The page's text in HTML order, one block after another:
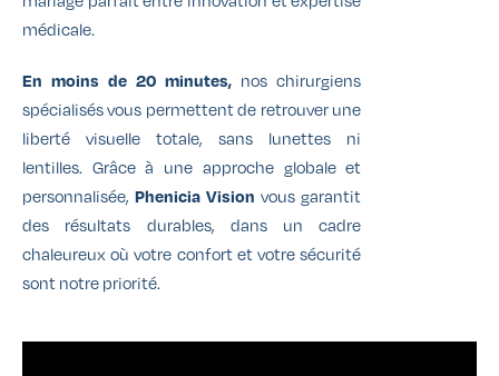
médicale.
En moins de 20 minutes, nos chirurgiens
spécialisés vous permettent de retrouver une
liberté visuelle totale, sans lunettes ni
lentilles. Grâce à une approche globale et
personnalisée,Phenicia Vision vous garantit
des résultats durables, dans un cadre
chaleureux où votre confort et votre sécurité
sont notre priorité.